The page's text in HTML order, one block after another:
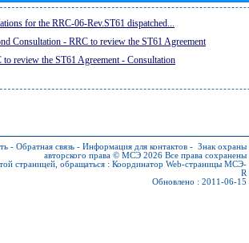
for the RRC-06-Rev.ST61 dispatched...
Consultation - RRC to review the ST61 Agreement
to review the ST61 Agreement - Consultation
- Обратная связь - Информация для контактов - Знак охраны
авторского права © МСЭ 2026 Все права сохранены
страницей, обращаться : Координатор Web-страницы МСЭ-
R
Обновлено : 2011-06-15